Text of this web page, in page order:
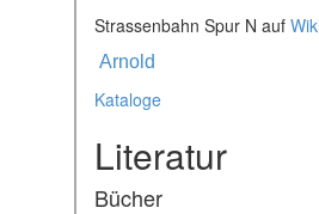
Strassenbahn Spur N auf
Arnold
Kataloge
Literatur
Bücher